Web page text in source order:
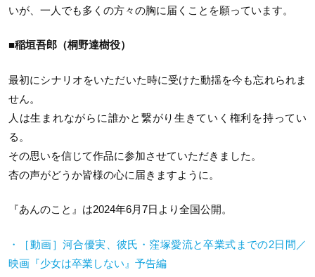
いが、一人でも多くの方々の胸に届くことを願っています。
■稲垣吾郎（桐野達樹役）
最初にシナリオをいただいた時に受けた動揺を今も忘れられま
せん。
人は生まれながらに誰かと繋がり生きていく権利を持ってい
る。
その思いを信じて作品に参加させていただきました。
杏の声がどうか皆様の心に届きますように。
『あんのこと』は2024年6月7日より全国公開。
・［動画］河合優実、彼氏・窪塚愛流と卒業式までの2日間／
映画『少女は卒業しない』予告編